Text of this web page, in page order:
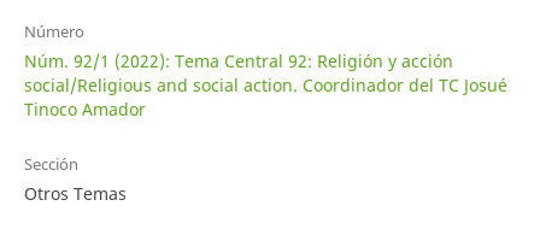
Número
Núm. 92/1 (2022): Tema Central 92: Religión y acción
social/Religious and social action. Coordinador del TC Josué
Tinoco Amador
Sección
Otros Temas